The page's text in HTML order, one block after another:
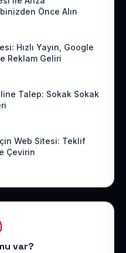
Önce Alın
Hızlı Yayın, Google
Reklam Geliri
Talep: Sokak Sokak
Web Sitesi: Teklif
Çevirin
var?